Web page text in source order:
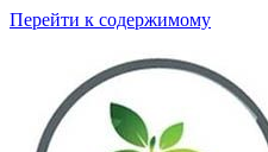
Перейти к содержимому